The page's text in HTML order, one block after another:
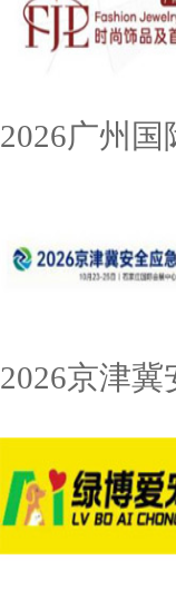
2026广州
2026京津